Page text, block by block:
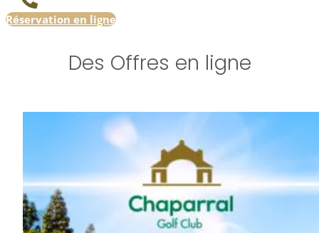
Réservation en ligne
Des Offres en ligne